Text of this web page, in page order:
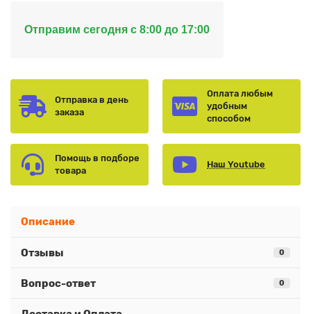
Отправим сегодня с 8:00 до 17:00
Отправка в день
заказа
Оплата любым
удобным
способом
Помощь в подборе
товара
Наш Youtube
Описание
Отзывы 0
Вопрос-ответ 0